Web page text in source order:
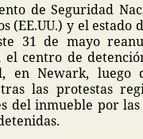
de Seguridad
(EE.UU.) y el estado
31 de mayo
el centro de
en Newark, luego
tras las protestas
del inmueble por las